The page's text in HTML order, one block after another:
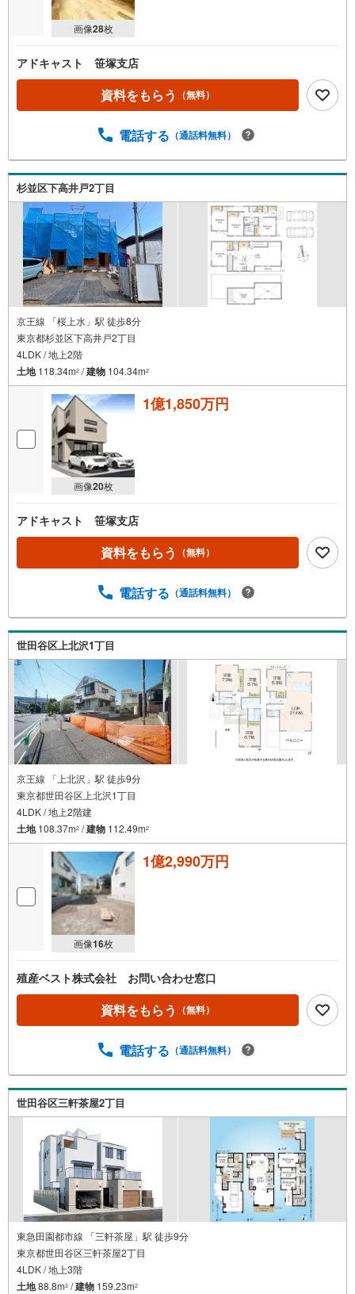
画像28枚
アドキャスト 笹塚支店
資料をもらう （無料）
電話する （通話料無料）
杉並区下高井戸2丁目
京王線 「桜上水」駅 徒歩8分
東京都杉並区下高井戸2丁目
4LDK / 地上2階
土地118.34m2 /建物 104.34m2
画像20枚
1億1,850万円
アドキャスト 笹塚支店
資料をもらう （無料）
電話する （通話料無料）
世田谷区上北沢1丁目
京王線 「上北沢」駅 徒歩9分
東京都世田谷区上北沢1丁目
4LDK / 地上2階建
土地108.37m2 /建物 112.49m2
画像16枚
1億2,990万円
殖産ベスト株式会社 お問い合わせ窓口
資料をもらう （無料）
電話する （通話料無料）
世田谷区三軒茶屋2丁目
東急田園都市線 「三軒茶屋」駅 徒歩9分
東京都世田谷区三軒茶屋2丁目
4LDK / 地上3階
土地88.8m2 /建物 159.23m2